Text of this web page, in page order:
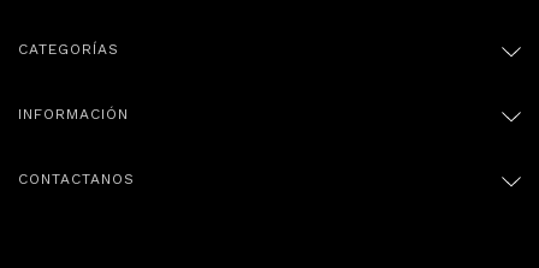
CATEGORÍAS
INFORMACIÓN
CONTACTANOS